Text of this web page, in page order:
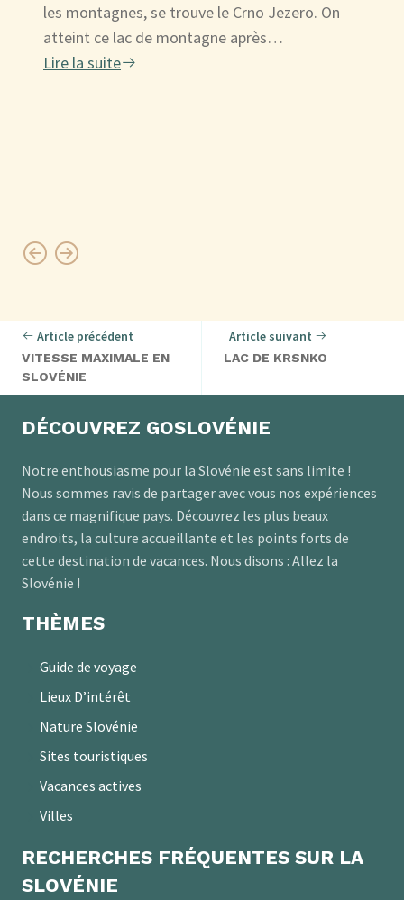
les montagnes, se trouve le Crno Jezero. On
atteint ce lac de montagne après…
Lire la suite
Article précédent
VITESSE MAXIMALE EN
SLOVÉNIE
Article suivant
LAC DE KRSNKO
DÉCOUVREZ GOSLOVÉNIE
Notre enthousiasme pour la Slovénie est sans limite !
Nous sommes ravis de partager avec vous nos expériences
dans ce magnifique pays. Découvrez les plus beaux
endroits, la culture accueillante et les points forts de
cette destination de vacances. Nous disons : Allez la
Slovénie !
THÈMES
Guide de voyage
Lieux D’intérêt
Nature Slovénie
Sites touristiques
Vacances actives
Villes
RECHERCHES FRÉQUENTES SUR LA
SLOVÉNIE